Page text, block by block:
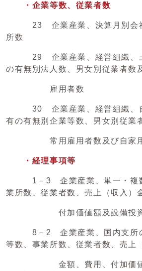
・企業等数、従業者数
23 企業産業、決算月別会社
所数
29 企業産業、経営組織、土
の有無別法人数、男女別従業者数
雇用者数
30 企業産業、経営組織、自
有の有無別企業等数、男女別従業
常用雇用者数及び自家用
・経理事項等
1－3 企業産業、単一・複数
業所数、従業者数、売上（収入）
付加価値額及設備投
8－2 企業産業、国内支所の
等数、事業所数、従業者数、売上
金額、費用、付加価値額